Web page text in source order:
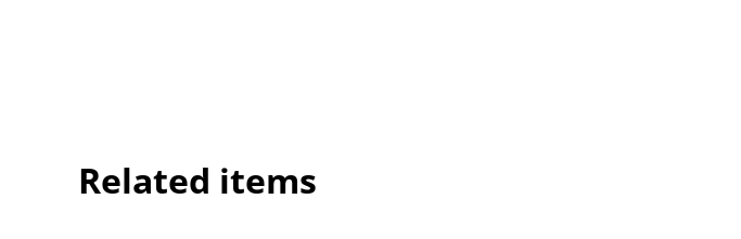
Related items